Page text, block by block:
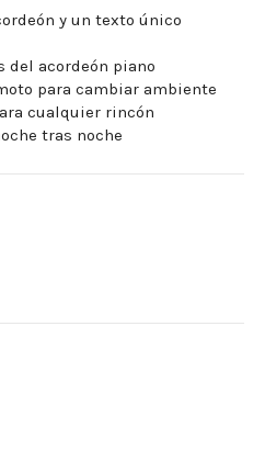
y un texto único
del acordeón piano
para cambiar ambiente
cualquier rincón
tras noche